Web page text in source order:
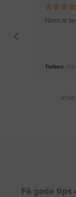
Nemt at
Torben ,
Få gode tips